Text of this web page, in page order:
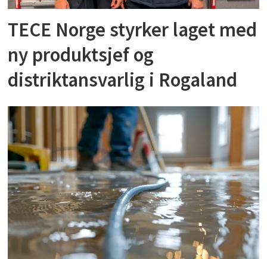
TECE Norge styrker laget med
ny produktsjef og
distriktansvarlig i Rogaland